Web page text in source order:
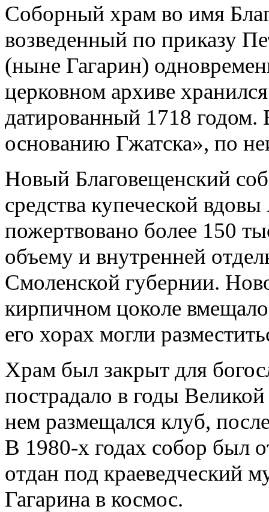
Соборный храм во имя
возведенный по приказу
(ныне Гагарин)
церковном архиве
датированный 1718
основанию Гжатска», по
Новый Благовещенский
средства купеческой
пожертвовано более 150
объему и внутренней
Смоленской губернии.
кирпичном цоколе
его хорах могли
Храм был закрыт для
пострадало в годы
нем размещался клуб,
В 1980-х годах собор был
отдан под краеведческий
Гагарина в космос.